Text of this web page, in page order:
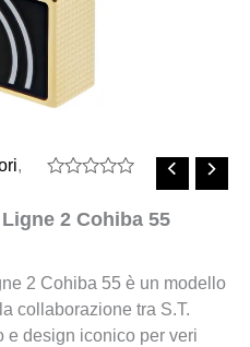
su
,
2 Cohiba 55
2 Cohiba 55 è un modello
collaborazione tra S.T.
e design iconico per veri